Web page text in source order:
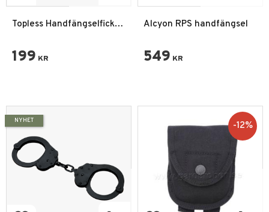
Topless Handfängselficka
199 KR
Alcyon RPS handfängsel
549 KR
NYHET 12%